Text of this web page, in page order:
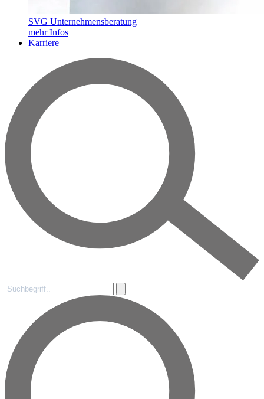
SVG Unternehmensberatung
mehr Infos
Karriere